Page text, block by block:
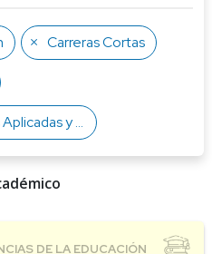
Carreras Cortas
y Ambientales